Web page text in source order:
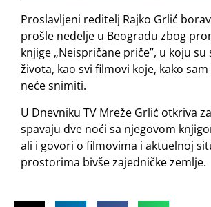
Proslavljeni reditelj Rajko Grlić
prošle nedelje u Beogradu zbog
knjige „Neispričane priče”, u koju su
života, kao svi filmovi koje, kako sam
neće snimiti.
U Dnevniku TV Mreže Grlić otkriva
spavaju dve noći sa njegovom
ali i govori o filmovima i aktuelnoj
prostorima bivše zajedničke zemlje.